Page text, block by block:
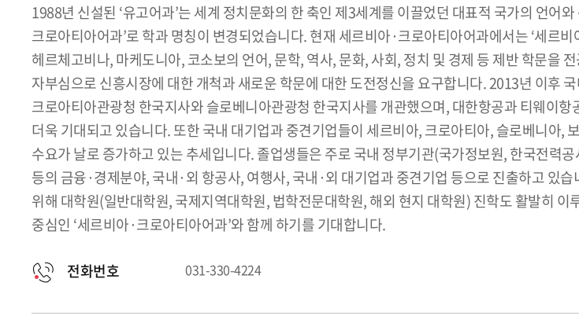
1988년 신설된 ‘유고어과’는 세계 정치문화의 한 축인 제3세계를 이끌었던 대표적 국가의 언어
크로아티아어과’로 학과 명칭이 변경되었습니다. 현재 세르비아·크로아티아어과에서는 ‘세르
헤르체고비나, 마케도니아, 코소보의 언어, 문학, 역사, 문화, 사회, 정치 및 경제 등 제반 학문을
자부심으로 신흥시장에 대한 개척과 새로운 학문에 대한 도전정신을 요구합니다. 2013년 이후
크로아티아관광청 한국지사와 슬로베니아관광청 한국지사를 개관했으며, 대한항공과 티웨이
더욱 기대되고 있습니다. 또한 국내 대기업과 중견기업들이 세르비아, 크로아티아, 슬로베니아
수요가 날로 증가하고 있는 추세입니다. 졸업생들은 주로 국내 정부기관(국가정보원, 한국전력
등의 금융·경제분야, 국내·외 항공사, 여행사, 국내·외 대기업과 중견기업 등으로 진출하고 있
위해 대학원(일반대학원, 국제지역대학원, 법학전문대학원, 해외 현지 대학원) 진학도 활발히
중심인 ‘세르비아·크로아티아어과’와 함께 하기를 기대합니다.
전화번호 031-330-4224